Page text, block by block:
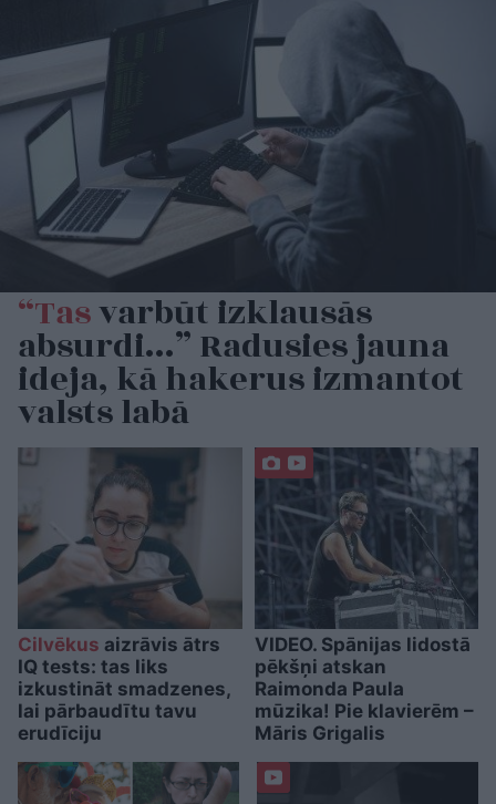
“Tasvarbūt izklausās
absurdi…” Radusies jauna
ideja, kā hakerus izmantot
valsts labā
Cilvēkus aizrāvis ātrs
IQ tests: tas liks
izkustināt smadzenes,
lai pārbaudītu tavu
erudīciju
VIDEO. Spānijas lidostā
pēkšņi atskan
Raimonda Paula
mūzika! Pie klavierēm –
Māris Grigalis